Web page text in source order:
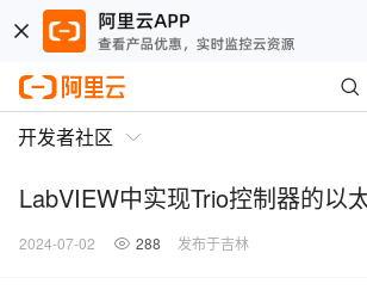
开发者社区
LabVIEW中实现Trio控制器的以
2024-07-02 288 发布于吉林